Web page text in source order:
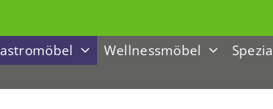
Wellnessmöbel